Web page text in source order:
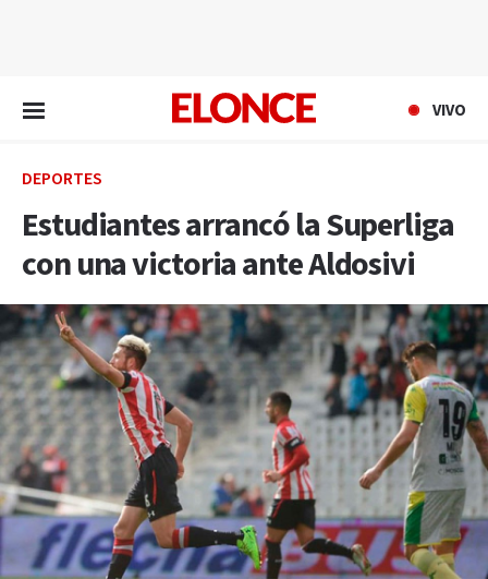
VIVO
DEPORTES
Estudiantes arrancó la Superliga
con una victoria ante Aldosivi